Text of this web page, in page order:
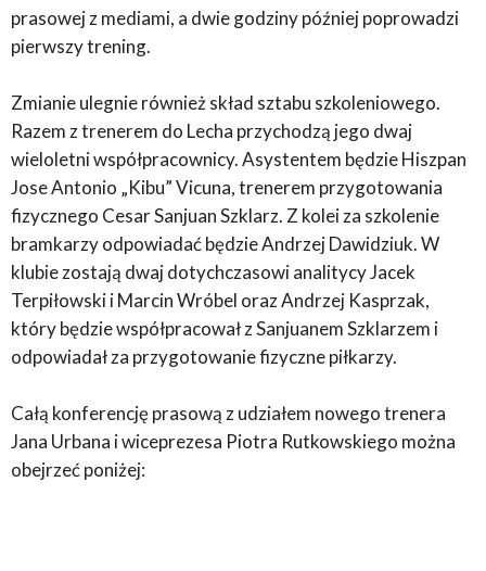
prasowej z mediami, a dwie godziny później poprowadzi
pierwszy trening.
Zmianie ulegnie również skład sztabu szkoleniowego.
Razem z trenerem do Lecha przychodzą jego dwaj
wieloletni współpracownicy. Asystentem będzie Hiszpan
Jose Antonio „Kibu” Vicuna, trenerem przygotowania
fizycznego Cesar Sanjuan Szklarz. Z kolei za szkolenie
bramkarzy odpowiadać będzie Andrzej Dawidziuk. W
klubie zostają dwaj dotychczasowi analitycy Jacek
Terpiłowski i Marcin Wróbel oraz Andrzej Kasprzak,
który będzie współpracował z Sanjuanem Szklarzem i
odpowiadał za przygotowanie fizyczne piłkarzy.
Całą konferencję prasową z udziałem nowego trenera
Jana Urbana i wiceprezesa Piotra Rutkowskiego można
obejrzeć poniżej: